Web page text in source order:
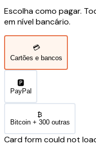
Escolha como pagar.
em nível bancário.
💳
Cartões e bancos
🅿️
PayPal
₿
Bitcoin + 300 outras
Card form could not